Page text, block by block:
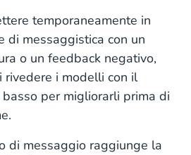
temporaneamente in
di messaggistica con un
o un feedback negativo,
i modelli con il
per migliorarli prima di
di messaggio raggiunge la